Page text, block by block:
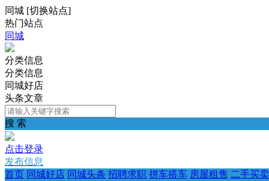
同城 [切换站点]
热门站点
同城
分类信息
分类信息
同城好店
头条文章
搜 索
点击登录
发布信息
首页 同城好店 同城头条 招聘求职 拼车搭车 房屋租售 二手买卖